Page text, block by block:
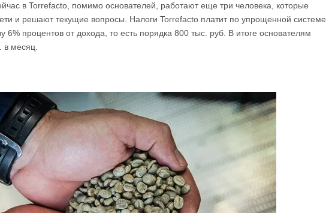
в Torrefacto, помимо основателей, работают еще три человека, которые
и решают текущие вопросы. Налоги Torrefacto платит по упрощенной системе
6% процентов от дохода, то есть порядка 800 тыс. руб. В итоге основателям
в месяц.